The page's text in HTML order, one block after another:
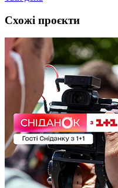
Схожі проєкти